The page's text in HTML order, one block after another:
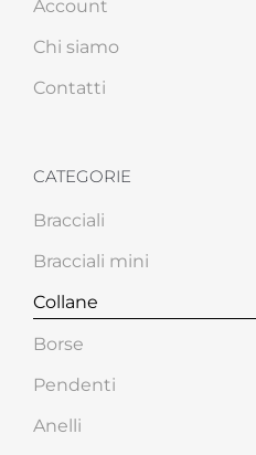
Account
Chi siamo
Contatti
CATEGORIE
Bracciali
Bracciali mini
Collane
Borse
Pendenti
Anelli